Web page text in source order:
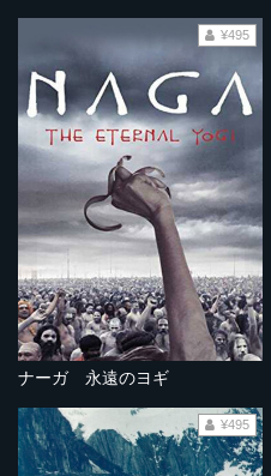
ナーガ 永遠のヨギ
¥495
¥495